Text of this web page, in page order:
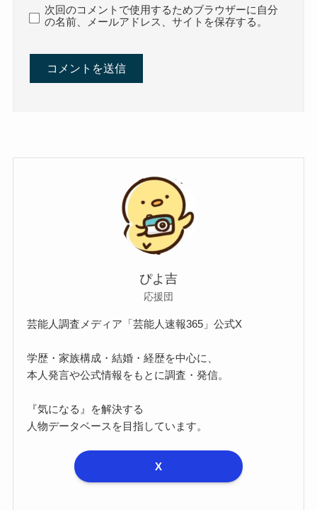
次回のコメントで使用するためブラウザーに自分
の名前、メールアドレス、サイトを保存する。
ぴよ吉
応援団
芸能人調査メディア「芸能人速報365」公式X
学歴・家族構成・結婚・経歴を中心に、
本人発言や公式情報をもとに調査・発信。
『気になる』を解決する
人物データベースを目指しています。
X